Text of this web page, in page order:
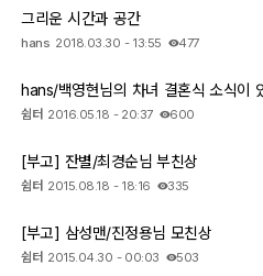
그리운 시간과 공간
hans 2018.03.30 - 13:55 477
hans/백영현님의 차녀 결혼식 소식이
쉼터 2016.05.18 - 20:37 600
[부고] 잔별/최경순님 부친상
쉼터 2015.08.18 - 18:16 335
[부고] 삼성맨/진정용님 모친상
쉼터 2015.04.30 - 00:03 503